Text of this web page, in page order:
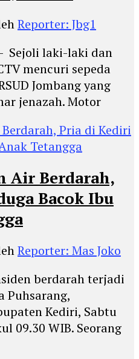
Reporter: Jbg1
Sejoli laki-laki dan
mencuri sepeda
Jombang yang
jenazah. Motor
Air Berdarah,
Bacok Ibu
Reporter: Mas Joko
berdarah terjadi
Puhsarang,
Kediri, Sabtu
09.30 WIB. Seorang